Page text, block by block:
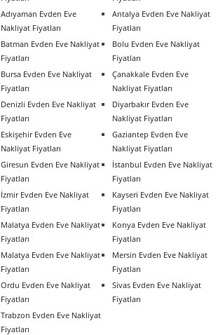
Adıyaman Evden Eve
Nakliyat Fiyatları
Antalya Evden Eve Nakliyat
Fiyatları
Batman Evden Eve Nakliyat
Fiyatları
Bolu Evden Eve Nakliyat
Fiyatları
Bursa Evden Eve Nakliyat
Fiyatları
Çanakkale Evden Eve
Nakliyat Fiyatları
Denizli Evden Eve Nakliyat
Fiyatları
Diyarbakır Evden Eve
Nakliyat Fiyatları
Eskişehir Evden Eve
Nakliyat Fiyatları
Gaziantep Evden Eve
Nakliyat Fiyatları
Giresun Evden Eve Nakliyat
Fiyatları
İstanbul Evden Eve Nakliyat
Fiyatları
İzmir Evden Eve Nakliyat
Fiyatları
Kayseri Evden Eve Nakliyat
Fiyatları
Malatya Evden Eve Nakliyat
Fiyatları
Konya Evden Eve Nakliyat
Fiyatları
Malatya Evden Eve Nakliyat
Fiyatları
Mersin Evden Eve Nakliyat
Fiyatları
Ordu Evden Eve Nakliyat
Fiyatları
Sivas Evden Eve Nakliyat
Fiyatları
Trabzon Evden Eve Nakliyat
Fiyatları